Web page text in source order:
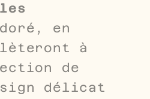
en
à
de
délicat